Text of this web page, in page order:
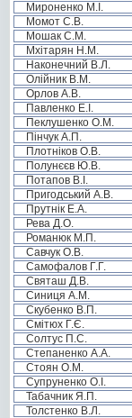
Мироненко М.І.
Момот С.В.
Мошак С.М.
Мхітарян Н.М.
Наконечний В.Л.
Олійник В.М.
Орлов А.В.
Павленко Е.І.
Пеклушенко О.М.
Пінчук А.П.
Плотніков О.В.
Полунєєв Ю.В.
Потапов В.І.
Пригодський А.В.
Прутнік Е.А.
Рева Д.О.
Романюк М.П.
Савчук О.В.
Самофалов Г.Г.
Святаш Д.В.
Синиця А.М.
Скубенко В.П.
Смітюх Г.Є.
Солтус П.С.
Степаненко А.А.
Стоян О.М.
Супруненко О.І.
Табачник Я.П.
Толстенко В.Л.